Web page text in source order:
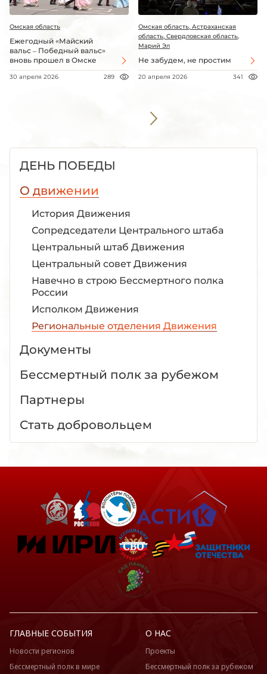
Омская область
Ежегодный «Майский
вальс – Победный вальс»
вновь прошел в Омске
30 апреля 2026 289
Омская область, Астраханская
область, Свердловская область,
Марий Эл
Не забудем, не простим
20 апреля 2026 341
ДЕНЬ ПОБЕДЫ
О движении
История Движения
Сопредседатели Центрального штаба
Центральный штаб Движения
Центральный совет Движения
Навечно в строю Бессмертного полка
России
Исполком Движения
Региональные отделения Движения
Документы
Бессмертный полк за рубежом
Партнеры
Стать добровольцем
ГЛАВНЫЕ СОБЫТИЯ
Новости регионов
Бессмертный полк в мире
О НАС
Проекты
Бессмертный полк за рубежом